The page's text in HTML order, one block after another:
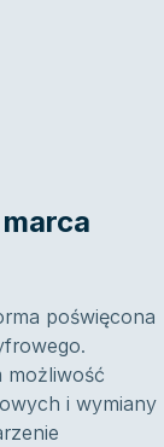
poświęcona
możliwość
i wymiany